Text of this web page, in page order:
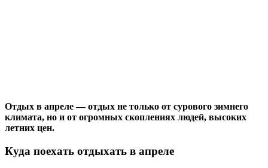
Отдых в апреле — отдых не только от сурового зимнего
климата, но и от огромных скоплениях людей, высоких
летних цен.
Куда поехать отдыхать в апреле